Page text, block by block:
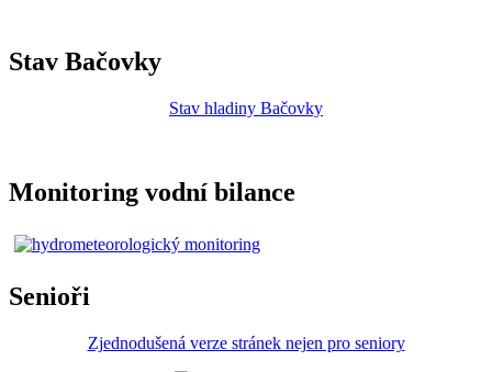
Stav Bačovky
Stav hladiny Bačovky
Monitoring vodní bilance
Senioři
Zjednodušená verze stránek nejen pro seniory